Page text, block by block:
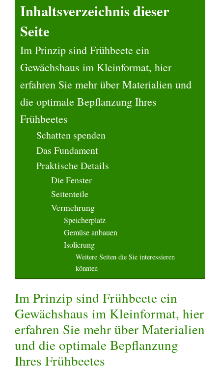
Inhaltsverzeichnis dieser
Seite
Im Prinzip sind Frühbeete ein
Gewächshaus im Kleinformat, hier
erfahren Sie mehr über Materialien und
die optimale Bepflanzung Ihres
Frühbeetes
Schatten spenden
Das Fundament
Praktische Details
Die Fenster
Seitenteile
Vermehrung
Speicherplatz
Gemüse anbauen
Isolierung
Weitere Seiten die Sie interessieren
könnten
Im Prinzip sind Frühbeete ein
Gewächshaus im Kleinformat, hier
erfahren Sie mehr über Materialien
und die optimale Bepflanzung
Ihres Frühbeetes